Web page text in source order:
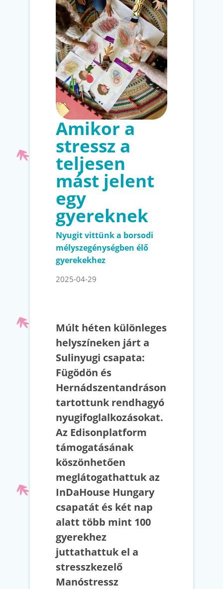
Amikor a
stressz a
teljesen
mást jelent
egy
gyereknek
Nyugit vittünk a borsodi
mélyszegénységben élő
gyerekekhez
2025-04-29
Múlt héten különleges
helyszíneken járt a
Sulinyugi csapata:
Fügödön és
Hernádszentandráson
tartottunk rendhagyó
nyugifoglalkozásokat.
Az Edisonplatform
támogatásának
köszönhetően
meglátogathattuk az
InDaHouse Hungary
csapatát és két nap
alatt több mint 100
gyerekhez
juttathattuk el a
stresszkezelő
Manóstressz